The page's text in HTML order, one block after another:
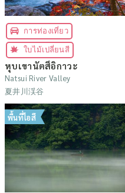
การท่องเที่ยว
ใบไม้เปลี่ยนสี
หุบเขานัตสึอิกาวะ
Natsui River Valley
夏井川渓谷
พื้นที่ไอสึ